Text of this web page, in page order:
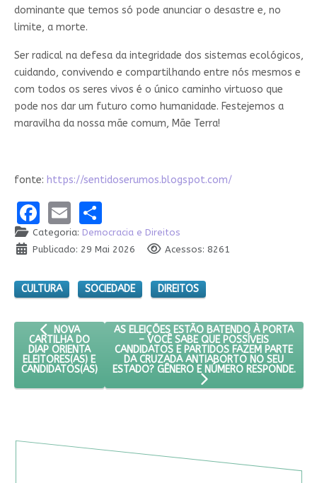
dominante que temos só pode anunciar o desastre e, no
limite, a morte.
Ser radical na defesa da integridade dos sistemas ecológicos,
cuidando, convivendo e compartilhando entre nós mesmos e
com todos os seres vivos é o único caminho virtuoso que
pode nos dar um futuro como humanidade. Festejemos a
maravilha da nossa mãe comum, Mãe Terra!
fonte: https://sentidoserumos.blogspot.com/
Facebook
EmailShare
Categoria: Democracia e Direitos
Publicado: 29 Mai 2026
Acessos: 8261
CULTURA SOCIEDADE DIREITOS
ARTIGO ANTERIOR: NOVA CARTILHA DO DIAP ORIENTA
NOVA
CARTILHA DO
DIAP ORIENTA
ELEITORES(AS) E
CANDIDATOS(AS)
PRÓXIMO ARTIGO: AS ELEIÇÕES ESTÃO
AS ELEIÇÕES ESTÃO BATENDO À PORTA
– VOCÊ SABE QUE POSSÍVEIS
CANDIDATOS E PARTIDOS FAZEM PARTE
DA CRUZADA ANTIABORTO NO SEU
ESTADO? GÊNERO E NÚMERO RESPONDE.